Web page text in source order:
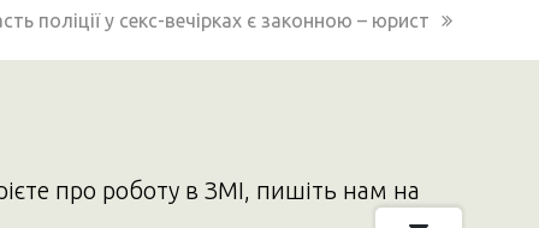
поліції у секс-вечірках є законною – юрист
про роботу в ЗМІ, пишіть нам на